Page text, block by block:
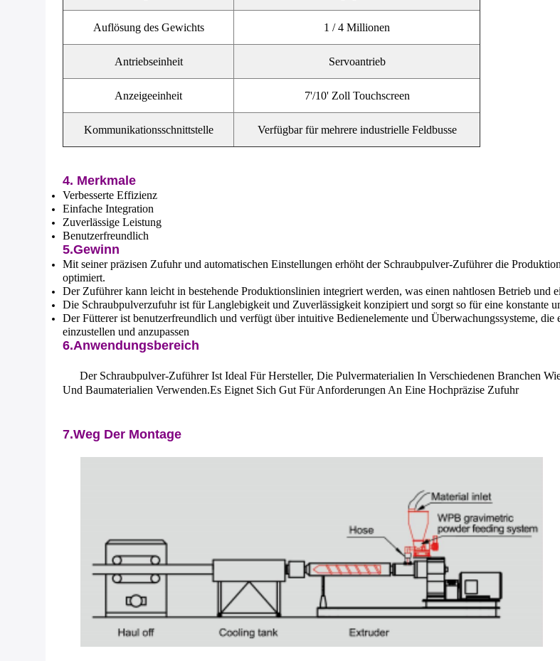
Auflösung des Gewichts 1 / 4 Millionen
Antriebseinheit Servoantrieb
Anzeigeeinheit 7'/10' Zoll Touchscreen
Kommunikationsschnittstelle Verfügbar für mehrere industrielle Feldbusse
4. Merkmale
Verbesserte Effizienz
Einfache Integration
Zuverlässige Leistung
Benutzerfreundlich
5.Gewinn
Mit seiner präzisen Zufuhr und automatischen Einstellungen erhöht der Schraubpulver-Zuführer die
optimiert.
Der Zuführer kann leicht in bestehende Produktionslinien integriert werden, was einen nahtlosen Betrieb und
Die Schraubpulverzufuhr ist für Langlebigkeit und Zuverlässigkeit konzipiert und sorgt so für eine konstante
Der Fütterer ist benutzerfreundlich und verfügt über intuitive Bedienelemente und Überwachungssysteme, die
einzustellen und anzupassen
6.Anwendungsbereich
Der Schraubpulver-Zuführer Ist Ideal Für Hersteller, Die Pulvermaterialien In Verschiedenen Branchen
Und Baumaterialien Verwenden.Es Eignet Sich Gut Für Anforderungen An Eine Hochpräzise Zufuhr
7.Weg Der Montage